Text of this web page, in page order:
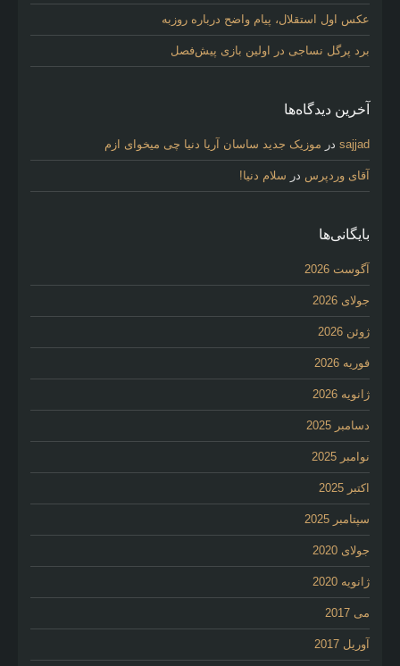
عکس اول استقلال، پیام واضح درباره روزبه
برد پرگل نساجی در اولین بازی پیش‌فصل
آخرین دیدگاه‌ها
sajjad در موزیک جدید ساسان آریا دنیا چی میخوای ازم
آقای وردپرس در سلام دنیا!
بایگانی‌ها
آگوست 2026
جولای 2026
ژوئن 2026
فوریه 2026
ژانویه 2026
دسامبر 2025
نوامبر 2025
اکتبر 2025
سپتامبر 2025
جولای 2020
ژانویه 2020
می 2017
آوریل 2017